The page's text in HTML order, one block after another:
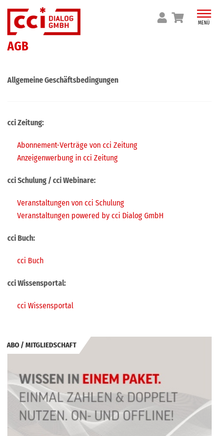
to
content
MENÜ
AGB
Allgemeine Geschäftsbedingungen
cci Zeitung:
Abonnement-Verträge von cci Zeitung
Anzeigenwerbung in cci Zeitung
cci Schulung / cci Webinare:
Veranstaltungen von cci Schulung
Veranstaltungen powered by cci Dialog GmbH
cci Buch:
cci Buch
cci Wissensportal:
cci Wissensportal
ABO / MITGLIEDSCHAFT